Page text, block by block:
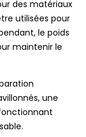
des matériaux
utilisées pour
le poids
maintenir le
une